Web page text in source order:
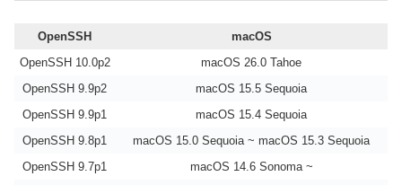
OpenSSH
macOS
OpenSSH 10.0p2
macOS 26.0 Tahoe
OpenSSH 9.9p2
macOS 15.5 Sequoia
OpenSSH 9.9p1
macOS 15.4 Sequoia
OpenSSH 9.8p1
macOS 15.0 Sequoia ~ macOS 15.3 Sequoia
OpenSSH 9.7p1
macOS 14.6 Sonoma ~